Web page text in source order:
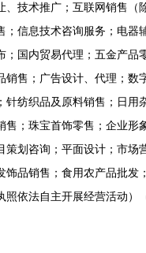
、技术推广；互联网销售（
；信息技术咨询服务；电器
；国内贸易代理；五金产品
售；广告设计、代理；数
针纺织品及原料销售；日用
售；珠宝首饰零售；企业形
策划咨询；平面设计；市场
饰品销售；食用农产品批发
照依法自主开展经营活动）